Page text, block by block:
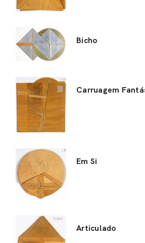
Bicho
Carruagem
Em Si
Articulado